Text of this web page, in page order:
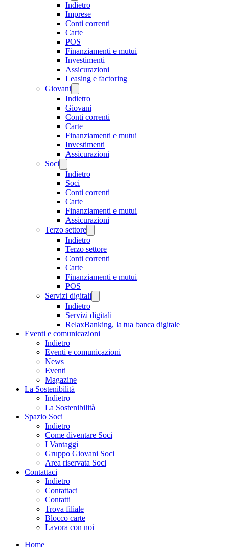
Indietro
Imprese
Conti correnti
Carte
POS
Finanziamenti e mutui
Investimenti
Assicurazioni
Leasing e factoring
Giovani
Indietro
Giovani
Conti correnti
Carte
Finanziamenti e mutui
Investimenti
Assicurazioni
Soci
Indietro
Soci
Conti correnti
Carte
Finanziamenti e mutui
Assicurazioni
Terzo settore
Indietro
Terzo settore
Conti correnti
Carte
Finanziamenti e mutui
POS
Servizi digitali
Indietro
Servizi digitali
RelaxBanking, la tua banca digitale
Eventi e comunicazioni
Indietro
Eventi e comunicazioni
News
Eventi
Magazine
La Sostenibilità
Indietro
La Sostenibilità
Spazio Soci
Indietro
Come diventare Soci
I Vantaggi
Gruppo Giovani Soci
Area riservata Soci
Contattaci
Indietro
Contattaci
Contatti
Trova filiale
Blocco carte
Lavora con noi
Home